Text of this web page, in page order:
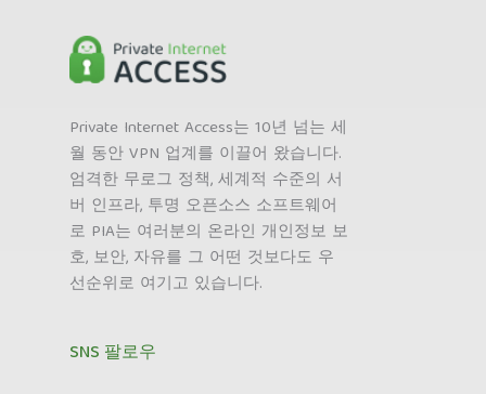
Private Internet Access는 10년 넘는 세
월 동안 VPN 업계를 이끌어 왔습니다.
엄격한 무로그 정책, 세계적 수준의 서
버 인프라, 투명 오픈소스 소프트웨어
로 PIA는 여러분의 온라인 개인정보 보
호, 보안, 자유를 그 어떤 것보다도 우
선순위로 여기고 있습니다.
SNS 팔로우